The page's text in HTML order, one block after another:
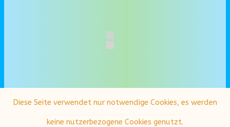
Diese Seite verwendet nur notwendige Cookies, es werden
keine nutzerbezogene Cookies genutzt.